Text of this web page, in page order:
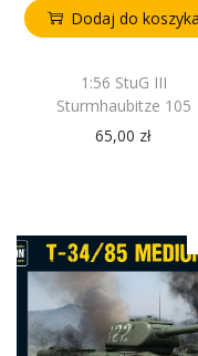
Dodaj do koszyka
1:56 StuG III
Sturmhaubitze 105
65,00 zł